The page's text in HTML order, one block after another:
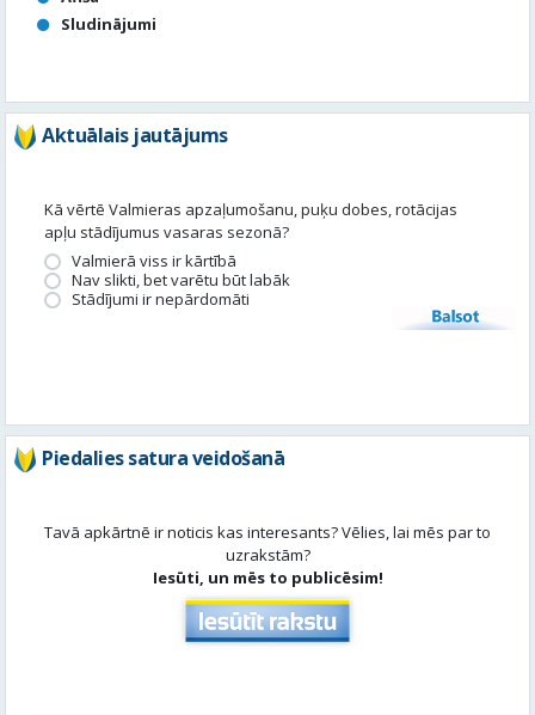
Sludinājumi
Aktuālais jautājums
Kā vērtē Valmieras apzaļumošanu, puķu dobes, rotācijas
apļu stādījumus vasaras sezonā?
Valmierā viss ir kārtībā
Nav slikti, bet varētu būt labāk
Stādījumi ir nepārdomāti
Balsot
Piedalies satura veidošanā
Tavā apkārtnē ir noticis kas interesants? Vēlies, lai mēs par to
uzrakstām?
Iesūti, un mēs to publicēsim!